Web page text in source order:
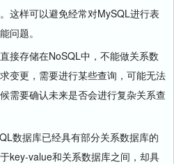
这样可以避免经常对MySQL进行表
问题。
存储在NoSQL中，不能做关系数
变更，需要进行某些查询，可能无法
需要确认未来是否会进行复杂关系查
数据库已经具有部分关系数据库的
key-value和关系数据库之间，却具